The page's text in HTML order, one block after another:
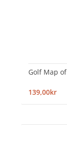
Golf Map
139,00kr